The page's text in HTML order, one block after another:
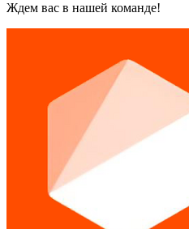
Ждем вас в нашей команде!